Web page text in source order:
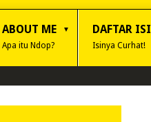
ABOUT ME
Apa itu Ndop?
DAFTAR ISI
Isinya Curhat!